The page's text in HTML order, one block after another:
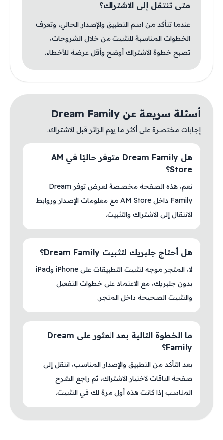
متى تنتقل إلى الاشتراك؟
عندما تتأكد من اسم التطبيق والإصدار الحالي، وتعرف
الخطوات المناسبة للتثبيت من خلال الشروحات،
تصبح خطوة الاشتراك أوضح وأقل عرضة للأخطاء.
أسئلة سريعة عن Dream Family
إجابات مختصرة على أكثر ما يهم الزائر قبل الاشتراك.
هل Dream Family متوفر حاليًا في AM
Store؟
نعم، هذه الصفحة مخصصة لعرض توفر Dream
Family داخل AM Store مع معلومات الإصدار وروابط
الانتقال إلى الاشتراك والتثبيت.
هل أحتاج جلبريك لتثبيت Dream Family؟
لا، المتجر موجه لتثبيت التطبيقات على iPhone وiPad
بدون جلبريك، مع الاعتماد على خطوات التفعيل
والتثبيت الصحيحة داخل المتجر.
ما الخطوة التالية بعد العثور على Dream
Family؟
بعد التأكد من التطبيق والإصدار المناسب، انتقل إلى
صفحة الباقات لاختيار الاشتراك، ثم راجع الشرح
المناسب إذا كانت هذه أول مرة لك في التثبيت.